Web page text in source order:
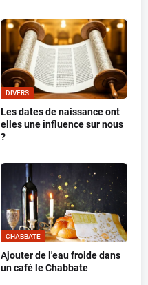
DIVERS
Les dates de naissance ont
elles une influence sur nous
?
CHABBATE
Ajouter de l'eau froide dans
un café le Chabbate